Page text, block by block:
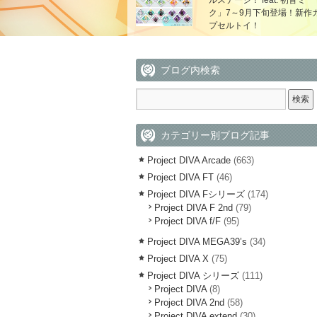
ク」7～9月下旬登場！新作
プセルトイ！
ブログ内検索
カテゴリー別ブログ記事
Project DIVA Arcade (663)
Project DIVA FT (46)
Project DIVA Fシリーズ (174)
Project DIVA F 2nd (79)
Project DIVA f/F (95)
Project DIVA MEGA39’s (34)
Project DIVA X (75)
Project DIVA シリーズ (111)
Project DIVA(8)
Project DIVA 2nd (58)